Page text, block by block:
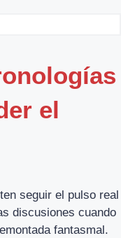
el
seguir el pulso real
discusiones cuando
fantasmal.